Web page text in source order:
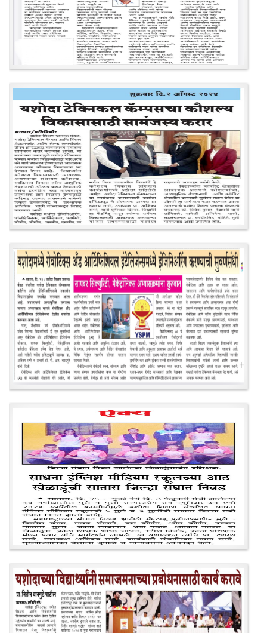
यशोदा इन्स्टिट्यूट चे उपाध्यक्ष प्रा.अजिंक्य सगरे यांचा आदर्श युवा पुरस्काराने
Campus Recruitment Drive B.Pharm 2026 Batch -